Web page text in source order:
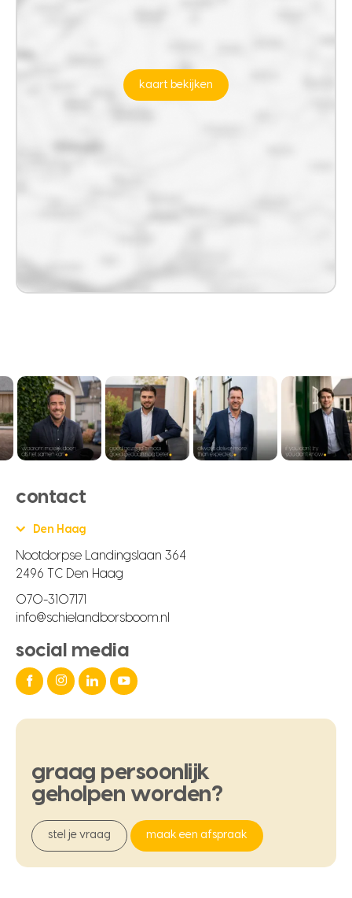
kaart bekijken
contact
Den Haag
Nootdorpse Landingslaan 364
2496 TC Den Haag
070-3107171
info@schielandborsboom.nl
social media
graag persoonlijk
geholpen worden?
stel je vraag maak een afspraak